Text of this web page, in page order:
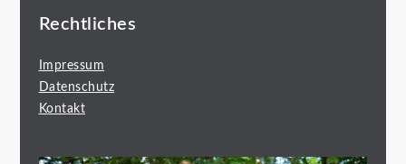
Rechtliches
Impressum
Datenschutz
Kontakt